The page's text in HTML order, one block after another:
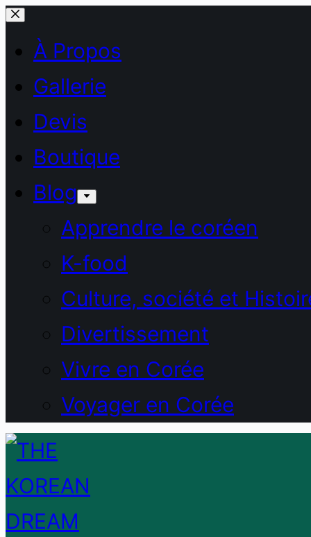
Passer
contenuÀ Propos
Gallerie
Devis
Boutique
Blog
Apprendre le coréen
K-food
Culture, société et
Divertissement
Vivre en Corée
Voyager en Corée